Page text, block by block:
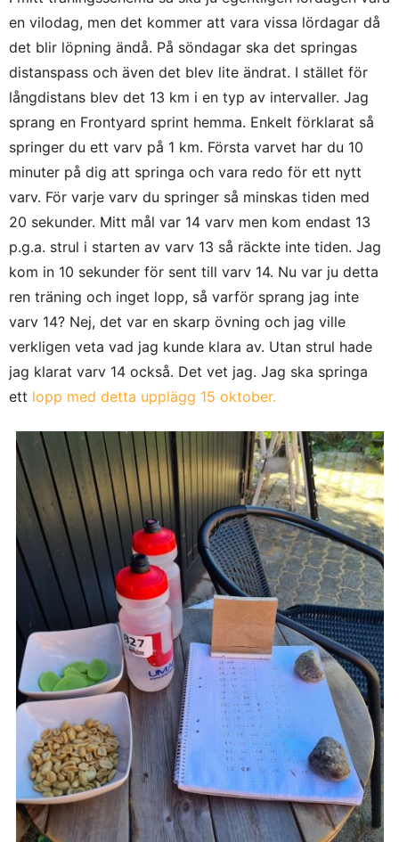
en vilodag, men det kommer att vara vissa lördagar då
det blir löpning ändå. På söndagar ska det springas
distanspass och även det blev lite ändrat. I stället för
långdistans blev det 13 km i en typ av intervaller. Jag
sprang en Frontyard sprint hemma. Enkelt förklarat så
springer du ett varv på 1 km. Första varvet har du 10
minuter på dig att springa och vara redo för ett nytt
varv. För varje varv du springer så minskas tiden med
20 sekunder. Mitt mål var 14 varv men kom endast 13
p.g.a. strul i starten av varv 13 så räckte inte tiden. Jag
kom in 10 sekunder för sent till varv 14. Nu var ju detta
ren träning och inget lopp, så varför sprang jag inte
varv 14? Nej, det var en skarp övning och jag ville
verkligen veta vad jag kunde klara av. Utan strul hade
jag klarat varv 14 också. Det vet jag. Jag ska springa
ett lopp med detta upplägg 15 oktober.